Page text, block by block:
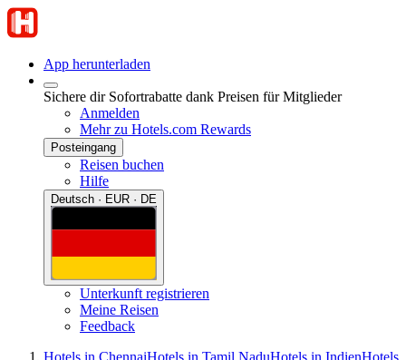
App herunterladen
Sichere dir Sofortrabatte dank Preisen für Mitglieder
Anmelden
Mehr zu Hotels.com Rewards
Posteingang
Reisen buchen
Hilfe
Deutsch · EUR · DE
Unterkunft registrieren
Meine Reisen
Feedback
Hotels in ChennaiHotels in Tamil NaduHotels in IndienHotels